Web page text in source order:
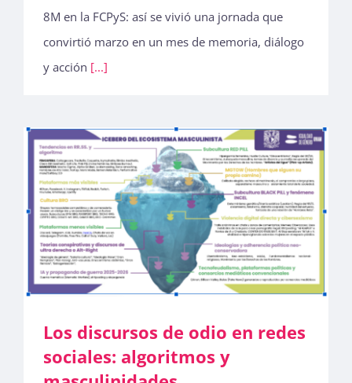
8M en la FCPyS: así se vivió una jornada que
convirtió marzo en un mes de memoria, diálogo
y acción [...]
Los discursos de odio en redes
sociales: algoritmos y